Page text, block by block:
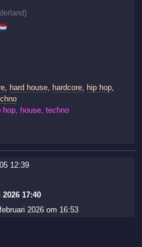
)
, hard house, hardcore, hip hop,
hop, house, techno
12:39
17:40
2026 om 16:53